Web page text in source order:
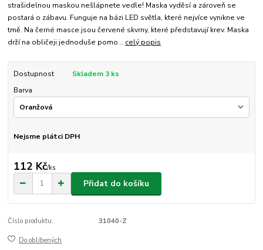
strašidelnou maskou nešlápnete vedle! Maska vyděsí a zároveň se
postará o zábavu. Funguje na bázi LED světla, které nejvíce vynikne ve
tmě. Na černé masce jsou červené skvrny, které představují krev. Maska
drží na obličeji jednoduše pomo... celý popis
Dostupnost
Skladem 3 ks
Barva
Nejsme plátci DPH
112 Kč/ks
Přidat do košíku
Číslo produktu: 31040-Z
Do oblíbených